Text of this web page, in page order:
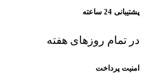
پشتیبانی 24 ساعته
در تمام روزهای هفته
امنیت پرداخت